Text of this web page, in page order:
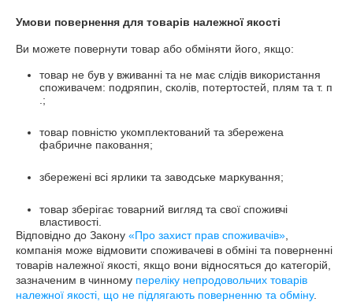
Умови повернення для товарів належної якості
Ви можете повернути товар або обміняти його, якщо:
товар не був у вживанні та не має слідів використання
споживачем: подряпин, сколів, потертостей, плям та т. п
.;
товар повністю укомплектований та збережена
фабричне паковання;
збережені всі ярлики та заводське маркування;
товар зберігає товарний вигляд та свої споживчі
властивості.
Відповідно до Закону «Про захист прав споживачів»
компанія може відмовити споживачеві в обміні та поверненні
товарів належної якості, якщо вони відносяться до категорій,
зазначеним в чинному переліку непродовольчих товарів
належної якості, що не підлягають поверненню та обміну.